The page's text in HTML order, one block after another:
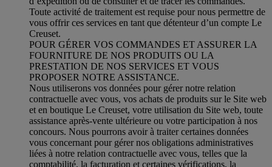
Toute activité de traitement est requise pour nous permettre de
vous offrir ces services en tant que détenteur d’un compte Le
Creuset.
POUR GÉRER VOS COMMANDES ET ASSURER LA
FOURNITURE DE NOS PRODUITS OU LA
PRESTATION DE NOS SERVICES ET VOUS
PROPOSER NOTRE ASSISTANCE.
Nous utiliserons vos données pour gérer notre relation
contractuelle avec vous, vos achats de produits sur le Site web
et en boutique Le Creuset, votre utilisation du Site web, toute
assistance après-vente ultérieure ou votre participation à nos
concours. Nous pourrons avoir à traiter certaines données
vous concernant pour gérer nos obligations administratives
liées à notre relation contractuelle avec vous, telles que la
comptabilité, la facturation et certaines vérifications, la